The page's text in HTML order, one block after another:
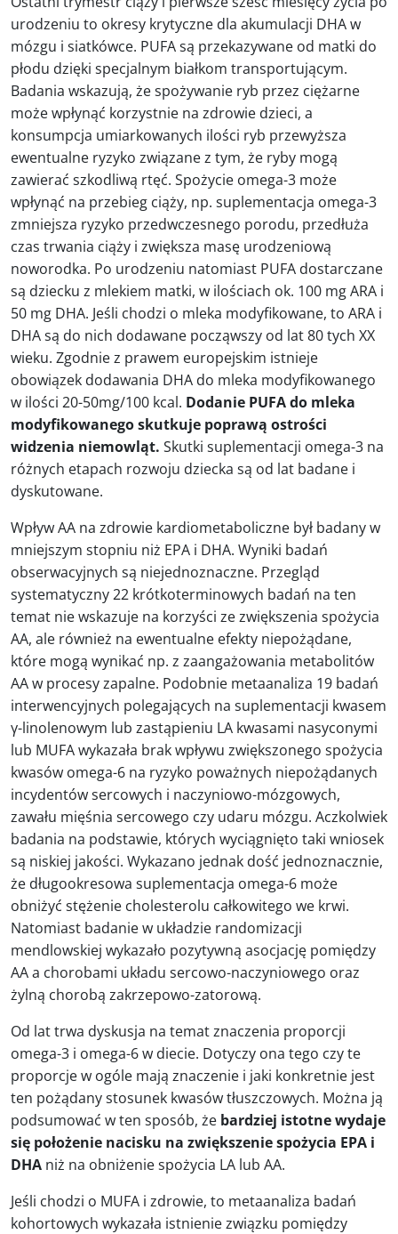
urodzeniu to okresy krytyczne dla akumulacji DHA w
mózgu i siatkówce. PUFA są przekazywane od matki do
płodu dzięki specjalnym białkom transportującym.
Badania wskazują, że spożywanie ryb przez ciężarne
może wpłynąć korzystnie na zdrowie dzieci, a
konsumpcja umiarkowanych ilości ryb przewyższa
ewentualne ryzyko związane z tym, że ryby mogą
zawierać szkodliwą rtęć. Spożycie omega-3 może
wpłynąć na przebieg ciąży, np. suplementacja omega-3
zmniejsza ryzyko przedwczesnego porodu, przedłuża
czas trwania ciąży i zwiększa masę urodzeniową
noworodka. Po urodzeniu natomiast PUFA dostarczane
są dziecku z mlekiem matki, w ilościach ok. 100 mg ARA i
50 mg DHA. Jeśli chodzi o mleka modyfikowane, to ARA i
DHA są do nich dodawane począwszy od lat 80 tych XX
wieku. Zgodnie z prawem europejskim istnieje
obowiązek dodawania DHA do mleka modyfikowanego
w ilości 20-50mg/100 kcal. Dodanie PUFA do mleka
modyfikowanego skutkuje poprawą ostrości
widzenia niemowląt. Skutki suplementacji omega-3 na
różnych etapach rozwoju dziecka są od lat badane i
dyskutowane.
Wpływ AA na zdrowie kardiometaboliczne był badany w
mniejszym stopniu niż EPA i DHA. Wyniki badań
obserwacyjnych są niejednoznaczne. Przegląd
systematyczny 22 krótkoterminowych badań na ten
temat nie wskazuje na korzyści ze zwiększenia spożycia
AA, ale również na ewentualne efekty niepożądane,
które mogą wynikać np. z zaangażowania metabolitów
AA w procesy zapalne. Podobnie metaanaliza 19 badań
interwencyjnych polegających na suplementacji kwasem
γ-linolenowym lub zastąpieniu LA kwasami nasyconymi
lub MUFA wykazała brak wpływu zwiększonego spożycia
kwasów omega-6 na ryzyko poważnych niepożądanych
incydentów sercowych i naczyniowo-mózgowych,
zawału mięśnia sercowego czy udaru mózgu. Aczkolwiek
badania na podstawie, których wyciągnięto taki wniosek
są niskiej jakości. Wykazano jednak dość jednoznacznie,
że długookresowa suplementacja omega-6 może
obniżyć stężenie cholesterolu całkowitego we krwi.
Natomiast badanie w układzie randomizacji
mendlowskiej wykazało pozytywną asocjację pomiędzy
AA a chorobami układu sercowo-naczyniowego oraz
żylną chorobą zakrzepowo-zatorową.
Od lat trwa dyskusja na temat znaczenia proporcji
omega-3 i omega-6 w diecie. Dotyczy ona tego czy te
proporcje w ogóle mają znaczenie i jaki konkretnie jest
ten pożądany stosunek kwasów tłuszczowych. Można ją
podsumować w ten sposób, że bardziej istotne wydaje
się położenie nacisku na zwiększenie spożycia EPA i
DHA niż na obniżenie spożycia LA lub AA.
Jeśli chodzi o MUFA i zdrowie, to metaanaliza badań
kohortowych wykazała istnienie związku pomiędzy